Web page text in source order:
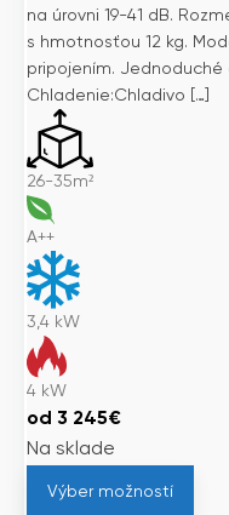
na úrovni 19-41 dB.
s hmotnosťou 12 kg.
pripojením.
Chladenie:Chladivo […]
26-35m²
A++
3,4 kW
4 kW
od 3 245€
Na sklade
Výber možností